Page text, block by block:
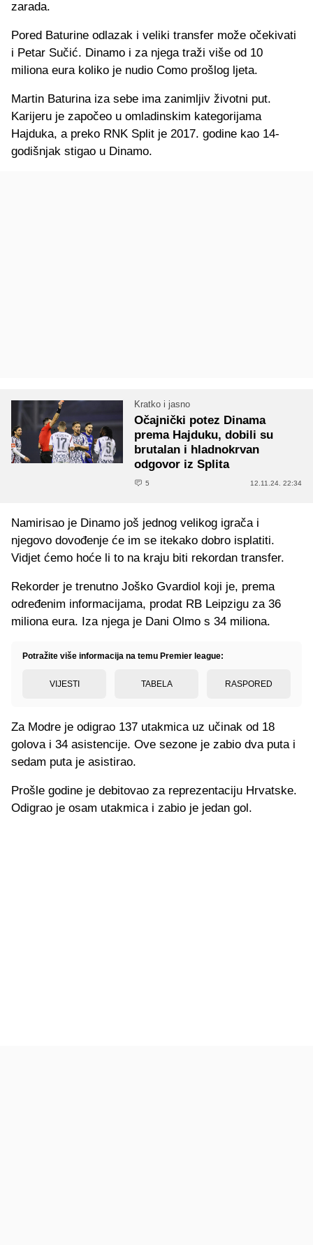
zarada.
Pored Baturine odlazak i veliki transfer može očekivati
i Petar Sučić. Dinamo i za njega traži više od 10
miliona eura koliko je nudio Como prošlog ljeta.
Martin Baturina iza sebe ima zanimljiv životni put.
Karijeru je započeo u omladinskim kategorijama
Hajduka, a preko RNK Split je 2017. godine kao 14-
godišnjak stigao u Dinamo.
Kratko i jasno
Očajnički potez Dinama
prema Hajduku, dobili su
brutalan i hladnokrvan
odgovor iz Splita
5 12.11.24. 22:34
Namirisao je Dinamo još jednog velikog igrača i
njegovo dovođenje će im se itekako dobro isplatiti.
Vidjet ćemo hoće li to na kraju biti rekordan transfer.
Rekorder je trenutno Joško Gvardiol koji je, prema
određenim informacijama, prodat RB Leipzigu za 36
miliona eura. Iza njega je Dani Olmo s 34 miliona.
Potražite više informacija na temu Premier league:
VIJESTI TABELA RASPORED
Za Modre je odigrao 137 utakmica uz učinak od 18
golova i 34 asistencije. Ove sezone je zabio dva puta i
sedam puta je asistirao.
Prošle godine je debitovao za reprezentaciju Hrvatske.
Odigrao je osam utakmica i zabio je jedan gol.